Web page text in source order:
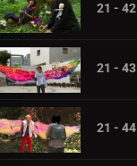
21 - 42
21 - 43
21 - 44